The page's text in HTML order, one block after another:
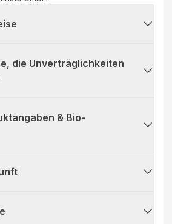
die Unverträglichkeiten
& Bio-